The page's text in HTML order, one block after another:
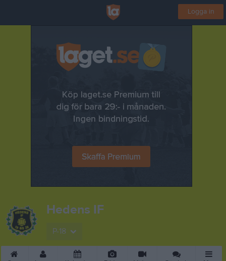
Logga in
Hedens IF
P-18